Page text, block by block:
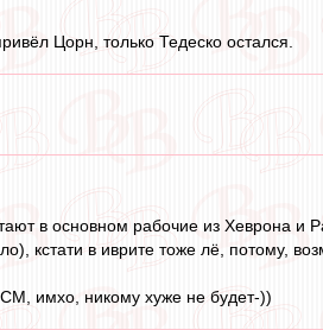
Цорн, только Тедеско остался.
в основном рабочие из Хеврона и
кстати в иврите тоже лё, потому,
имхо, никому хуже не будет-))